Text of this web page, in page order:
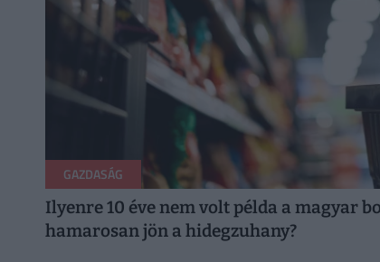
GAZDASÁG
Ilyenre 10 éve nem volt példa a magyar
hamarosan jön a hidegzuhany?